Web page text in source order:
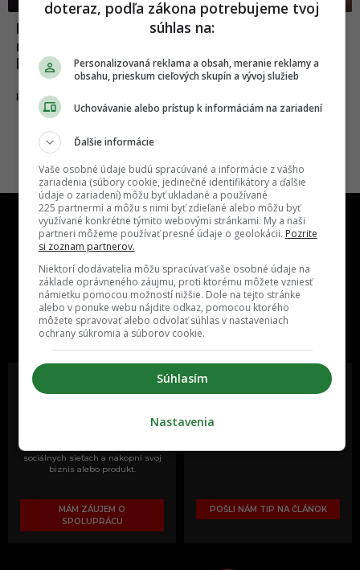
Nezvestnú osobu hľadali v horách celú
noc. Opakované telefonáty ignorovala,
lebo prichádzali z neznámeho čísla
KURIOZITY
One time najzábavnejšie miesto na
slovenskom internete, next time
najzabávnejšie miesto na svete
Oslov reklamou viac ako milión
sociálnych sieťach a nakopni svoj
biznis alebo produkt.
MÁM ZÁUJEM O
SPOLUPRÁCU
Vieš o niečom zaujímavom alebo
POŠLI NÁM TIP NA ČLÁNOK
doteraz, podľa zákona potrebujeme tvoj
súhlas na:
Personalizovaná reklama a obsah, meranie reklamy a
obsahu, prieskum cieľových skupín a vývoj služieb
Uchovávanie alebo prístup k informáciám na zariadení
Ďalšie informácie
Vaše osobné údaje budú spracúvané a informácie z vášho
zariadenia (súbory cookie, jedinečné identifikátory a ďalšie
údaje o zariadení) môžu byť ukladané a používané
225 partnermi a môžu s nimi byť zdieľané alebo môžu byť
využívané konkrétne týmito webovými stránkami. My a naši
partneri môžeme používať presné údaje o geolokácii. Pozrite
si zoznam partnerov.
Niektorí dodávatelia môžu spracúvať vaše osobné údaje na
základe oprávneného záujmu, proti ktorému môžete vzniesť
námietku pomocou možností nižšie. Dole na tejto stránke
alebo v ponuke webu nájdite odkaz, pomocou ktorého
môžete spravovať alebo odvolať súhlas v nastaveniach
ochrany súkromia a súborov cookie.
Súhlasím
Nastavenia